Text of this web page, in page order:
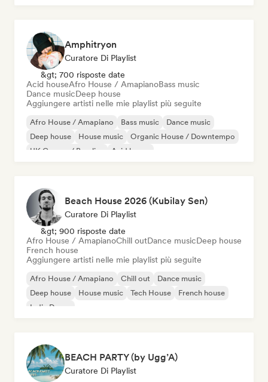
Amphitryon
Curatore Di Playlist
&gt; 700 risposte date
Acid houseAfro House / AmapianoBass music
Dance musicDeep house
Aggiungere artisti nelle mie playlist più seguite
Afro House / Amapiano Bass music
Dance music
Deep house
House music
Organic House / Downtempo
UK Garage / Bassline
Acid house
Beach House 2026 (Kubilay Sen)
Curatore Di Playlist
&gt; 900 risposte date
Afro House / AmapianoChill outDance musicDeep house
French house
Aggiungere artisti nelle mie playlist più seguite
Afro House / Amapiano Chill out
Dance music
Deep house
House music Tech House
French house
Indie Dance
BEACH PARTY (by Ugg’A)
Curatore Di Playlist